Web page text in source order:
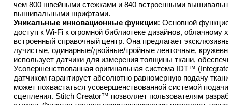
чем 800 швейными стежками и 840 встроенными
вышивальными шрифтами.
Уникальные инновационные функции: Основной
доступ к Wi-Fi к огромной библиотеке дизайнов,
встроенный справочный центр. Она предлагает
лучистые, одинарные/двойные/тройные ленточные,
использует датчики для измерения толщины ткани,
Усовершенствованная оригинальная система IDT™
датчиком гарантирует абсолютно равномерную подачу
может похвастаться усовершенствованной системой
сцепления. Stitch Creator™ позволяет пользователям